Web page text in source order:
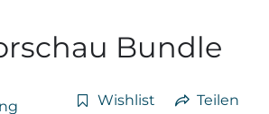
Bundle
Wishlist Teilen